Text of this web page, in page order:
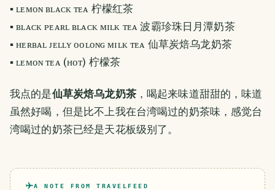
▪️ ʟᴇᴍᴏɴ ʙʟᴀᴄᴋ ᴛᴇᴀ 柠檬红茶
▪️ ʙʟᴀᴄᴋ ᴘᴇᴀʀʟ ʙʟᴀᴄᴋ ᴍɪʟᴋ ᴛᴇᴀ 波霸珍珠日月潭奶茶
▪️ ʜᴇʀʙᴀʟ ᴊᴇʟʟʏ ᴏᴏʟᴏɴɢ ᴍɪʟᴋ ᴛᴇᴀ 仙草炭焙乌龙奶茶
▪️ ʟᴇᴍᴏɴ ᴛᴇᴀ (ʜᴏᴛ) 柠檬茶
我点的是仙草炭焙乌龙奶茶，喝起来味道甜甜的，味道
虽然好喝，但是比不上我在台湾喝过的奶茶味，感觉台
湾喝过的奶茶已经是天花板级别了。
A NOTE FROM TRAVELFEED